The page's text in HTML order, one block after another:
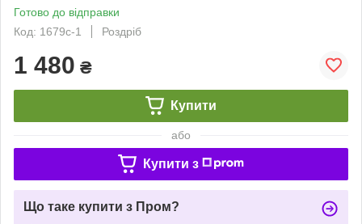
Готово до відправки
Код: 1679с-1
Роздріб
1 480 ₴
Купити
або
Купити з
Що таке купити з Пром?